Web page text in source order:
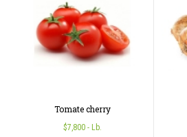
Tomate cherry
$7,800 - Lb.